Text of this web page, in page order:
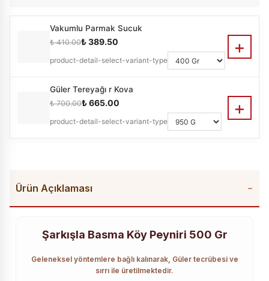
Vakumlu Parmak Sucuk
₺ 410.00₺ 389.50
product-detail-select-variant-type
+
Güler Tereyağı r Kova
₺ 700.00₺ 665.00
product-detail-select-variant-type
+
Ürün Açıklaması
Şarkışla Basma Köy Peyniri 500 Gr
Geleneksel yöntemlere bağlı kalınarak, Güler tecrübesi ve
sırrı ile üretilmektedir.